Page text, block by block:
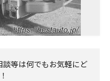
等は何でもお気軽にど